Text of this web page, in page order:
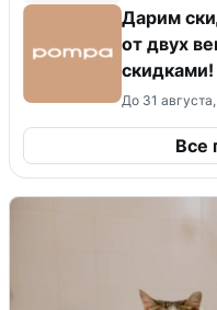
Дарим
от двух
скидками!
До 31
Все